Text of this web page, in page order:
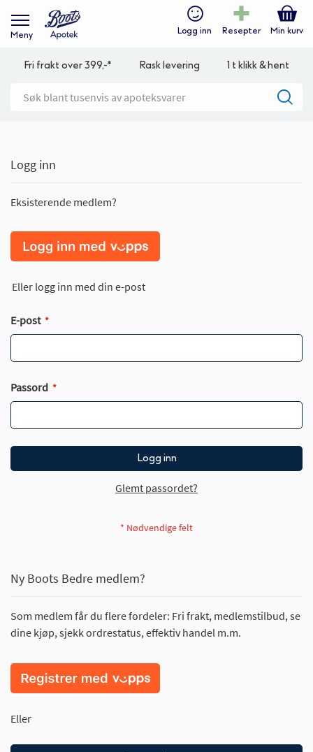
Meny Logg inn Resepter Min kurv
Fri frakt over 399,-* Rask levering 1 t klikk & hent
Logg inn
Eksisterende medlem?
Eller logg inn med din e-post
E-post
Passord
Logg inn
Glemt passordet?
Ny Boots Bedre medlem?
Som medlem får du flere fordeler: Fri frakt, medlemstilbud, se
dine kjøp, sjekk ordrestatus, effektiv handel m.m.
Eller